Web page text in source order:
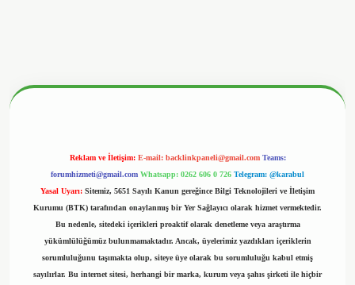
Reklam ve İletişim: E-mail: backlinkpaneli@gmail.com Teams:
forumhizmeti@gmail.com Whatsapp: 0262 606 0 726 Telegram: @karabul
Yasal Uyarı: Sitemiz, 5651 Sayılı Kanun gereğince Bilgi Teknolojileri ve İletişim
Kurumu (BTK) tarafından onaylanmış bir Yer Sağlayıcı olarak hizmet vermektedir.
Bu nedenle, sitedeki içerikleri proaktif olarak denetleme veya araştırma
yükümlülüğümüz bulunmamaktadır. Ancak, üyelerimiz yazdıkları içeriklerin
sorumluluğunu taşımakta olup, siteye üye olarak bu sorumluluğu kabul etmiş
sayılırlar. Bu internet sitesi, herhangi bir marka, kurum veya şahıs şirketi ile hiçbir